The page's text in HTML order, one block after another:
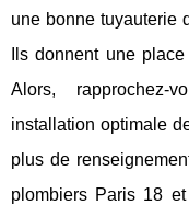
une bonne tuyauterie
Ils donnent une
Alors,
installation optimale
plus de
plombiers Paris 18